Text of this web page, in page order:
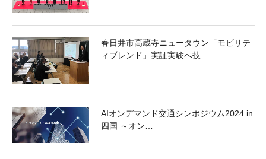
春日井市高蔵寺ニュータウン「モビリテ
ィブレンド」実証実験へ技…
AIオンデマンド交通シンポジウム2024 in
四国 ～オン…